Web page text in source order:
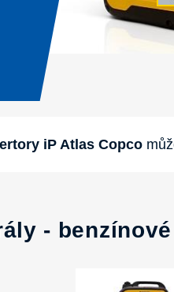
iP Atlas Copco
-